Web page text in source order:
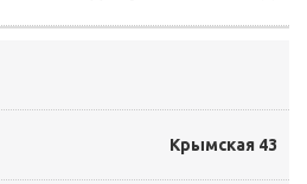
Крымская 43